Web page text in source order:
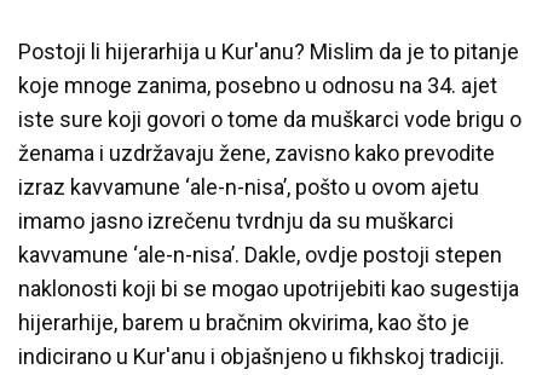
Postoji li hijerarhija u Kur'anu? Mislim da je to pitanje
koje mnoge zanima, posebno u odnosu na 34. ajet
iste sure koji govori o tome da muškarci vode brigu o
ženama i uzdržavaju žene, zavisno kako prevodite
izraz kavvamune ‘ale-n-nisa’, pošto u ovom ajetu
imamo jasno izrečenu tvrdnju da su muškarci
kavvamune ‘ale-n-nisa’. Dakle, ovdje postoji stepen
naklonosti koji bi se mogao upotrijebiti kao sugestija
hijerarhije, barem u bračnim okvirima, kao što je
indicirano u Kur'anu i objašnjeno u fikhskoj tradiciji.